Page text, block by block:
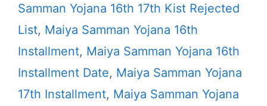
Samman Yojana 16th 17th Kist Rejected
List, Maiya Samman Yojana 16th
Installment, Maiya Samman Yojana 16th
Installment Date, Maiya Samman Yojana
17th Installment, Maiya Samman Yojana